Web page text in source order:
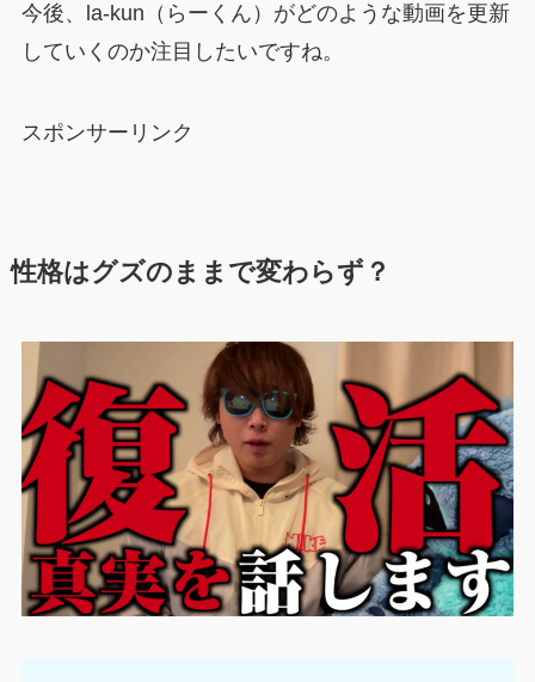
今後、la-kun（らーくん）がどのような動画を更新
していくのか注目したいですね。
スポンサーリンク
性格はグズのままで変わらず？